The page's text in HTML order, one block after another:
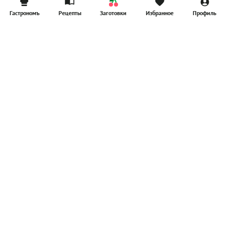
Гастрономъ Рецепты Заготовки Избранное Профиль